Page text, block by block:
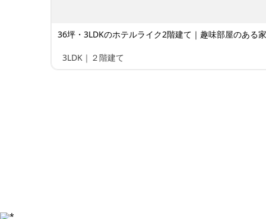
36坪・3LDKのホテルライク2階建て｜趣味部屋のある
3LDK｜２階建て